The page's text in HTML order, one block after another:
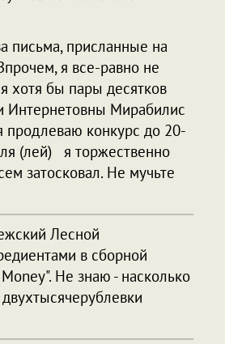
письма, присланные на
я все-равно не
хотя бы пары десятков
Интернетовны Мирабилис
продлеваю конкурс до 20-
(лей) я торжественно
затосковал. Не мучьте
Лесной
в сборной
Не знаю - насколько